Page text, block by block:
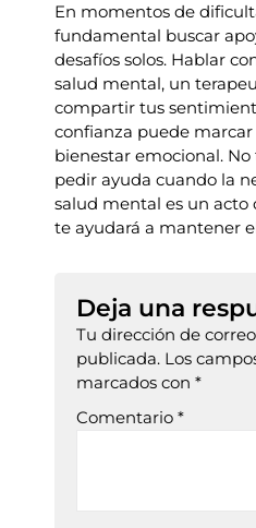
En momentos de
fundamental buscar
desafíos solos. Hablar
salud mental, un
compartir tus
confianza puede
bienestar emocional.
pedir ayuda cuando la
salud mental es un
te ayudará a mantener
Deja una
Tu dirección de
publicada. Los
marcados con *
Comentario *